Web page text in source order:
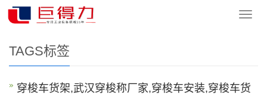
导
您的位置：网站首页
TAGS标签
穿梭车货架,武汉穿梭称厂家,穿梭车安装,穿梭车货